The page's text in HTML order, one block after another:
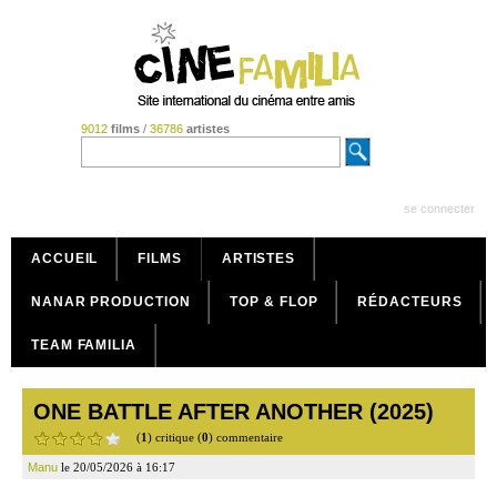
9012 films/ 36786 artistes
se connecter
ACCUEIL FILMS ARTISTES
NANAR PRODUCTION TOP & FLOP RÉDACTEURS
TEAM FAMILIA
ONE BATTLE AFTER ANOTHER (2025)
(1) critique (0) commentaire
Manu le 20/05/2026 à 16:17